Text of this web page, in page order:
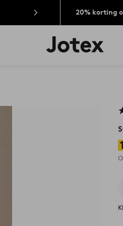
20% korting
Jotex
logo